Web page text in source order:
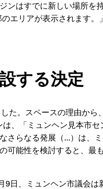
ンはすでに新しい場所を
エリアが表示されます。
する決定
た。スペースの理由から
、「ミュンヘン見本市
さらなる発展（...）は、
可能性を検討すると、最
日、ミュンヘン市議会